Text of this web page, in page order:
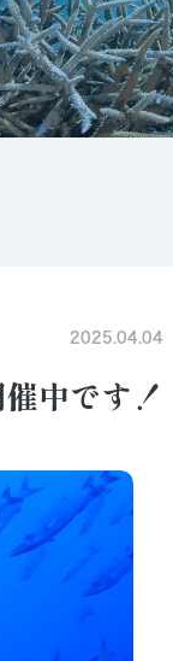
2025.04.04
中です！